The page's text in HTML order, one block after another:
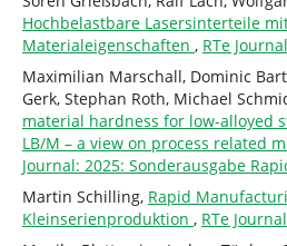
Hochbelastbare Lasersinterteile
Materialeigenschaften , RTe
Maximilian Marschall, Dominic
Gerk, Stephan Roth, Michael
material hardness for low-alloyed
LB/M – a view on process related
Journal: 2025: Sonderausgabe
Martin Schilling, Rapid
Kleinserienproduktion , RTe